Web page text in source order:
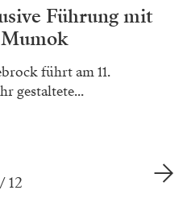
Führung mit
führt am 11.
gestaltete...
/12